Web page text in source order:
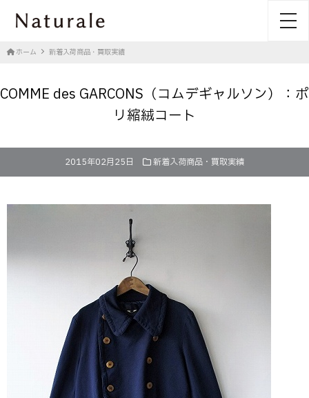
ホーム 新着入荷商品・買取実績
COMME des GARCONS（コムデギャルソン）：ポ
リ縮絨コート
2015年02月25日 新着入荷商品・買取実績